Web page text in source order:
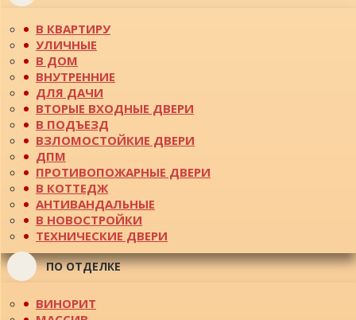
В КВАРТИРУ
УЛИЧНЫЕ
В ДОМ
ВНУТРЕННИЕ
ДЛЯ ДАЧИ
ВТОРЫЕ ВХОДНЫЕ ДВЕРИ
В ПОДЪЕЗД
ВЗЛОМОСТОЙКИЕ ДВЕРИ
ДПМ
ПРОТИВОПОЖАРНЫЕ ДВЕРИ
В КОТТЕДЖ
АНТИВАНДАЛЬНЫЕ
В НОВОСТРОЙКИ
ТЕХНИЧЕСКИЕ ДВЕРИ
ПО ОТДЕЛКЕ
ВИНОРИТ